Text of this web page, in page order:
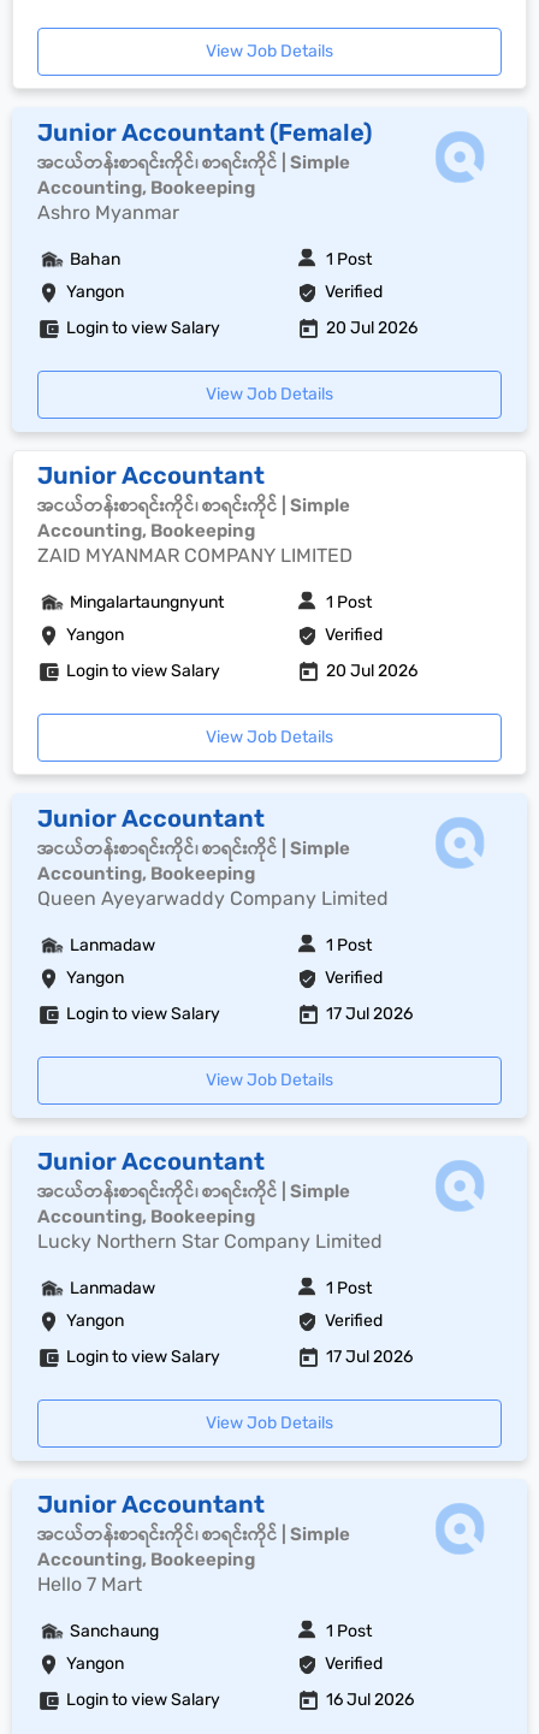
View Job Details
Junior Accountant (Female)
အငယ်တန်းစာရင်းကိုင်၊ စာရင်းကိုင် | Simple
Accounting, Bookeeping
Ashro Myanmar
Yangon Verified
Bahan 1 Post
Login to view Salary 20 Jul 2026
View Job Details
Junior Accountant
အငယ်တန်းစာရင်းကိုင်၊ စာရင်းကိုင် | Simple
Accounting, Bookeeping
ZAID MYANMAR COMPANY LIMITED
Yangon Verified
Mingalartaungnyunt 1 Post
Login to view Salary 20 Jul 2026
View Job Details
Junior Accountant
အငယ်တန်းစာရင်းကိုင်၊ စာရင်းကိုင် | Simple
Accounting, Bookeeping
Queen Ayeyarwaddy Company Limited
Yangon Verified
Lanmadaw 1 Post
Login to view Salary 17 Jul 2026
View Job Details
Junior Accountant
အငယ်တန်းစာရင်းကိုင်၊ စာရင်းကိုင် | Simple
Accounting, Bookeeping
Lucky Northern Star Company Limited
Yangon Verified
Lanmadaw 1 Post
Login to view Salary 17 Jul 2026
View Job Details
Junior Accountant
အငယ်တန်းစာရင်းကိုင်၊ စာရင်းကိုင် | Simple
Accounting, Bookeeping
Hello 7 Mart
Yangon Verified
Sanchaung 1 Post
Login to view Salary 16 Jul 2026